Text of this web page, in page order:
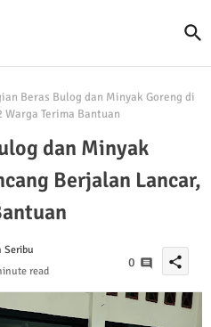
Beras Bulog dan Minyak Goreng di
Terima Bantuan
dan Minyak
Berjalan Lancar,
Seribu
read
0 share